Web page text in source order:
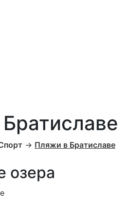
→ Пляжи в Братиславе
озера